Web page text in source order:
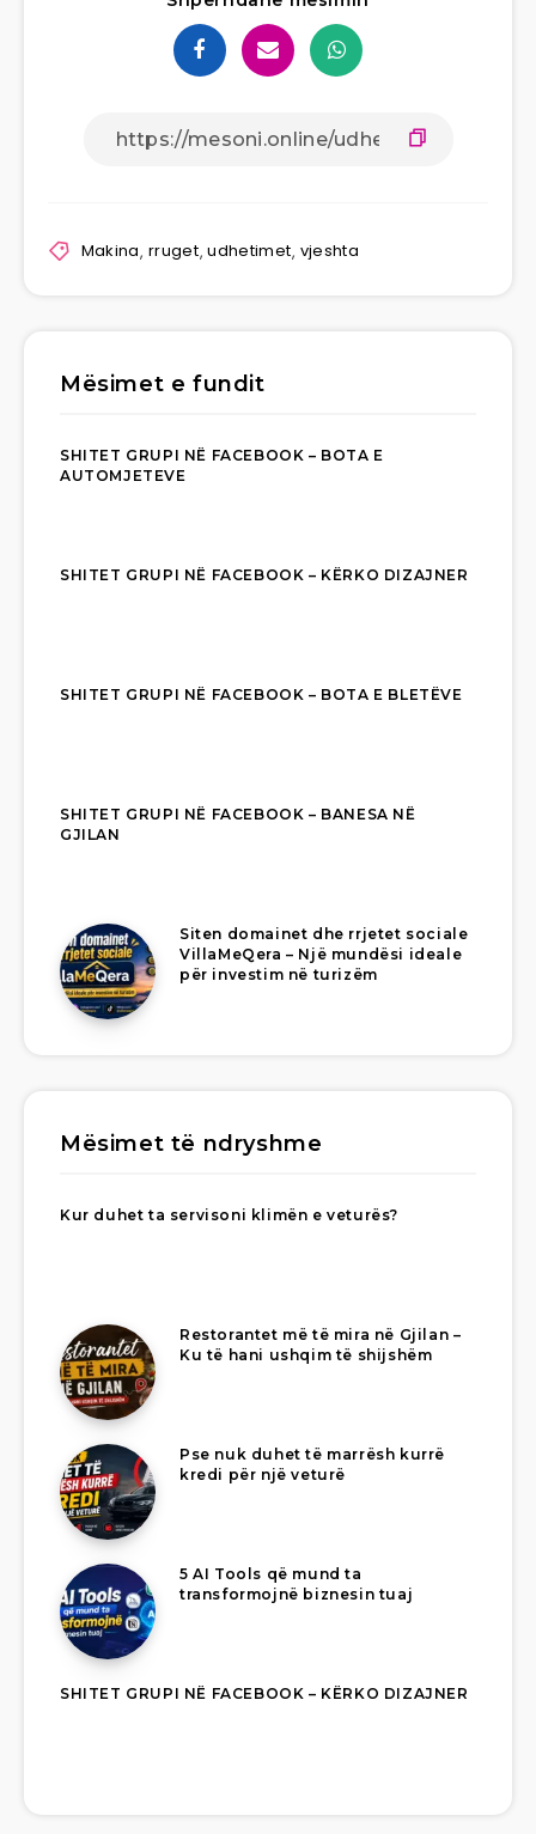
Makina,rruget,udhetimet, vjeshta
Mësimet e fundit
SHITET GRUPI NË FACEBOOK – BOTA E
AUTOMJETEVE
SHITET GRUPI NË FACEBOOK – KËRKO DIZAJNER
SHITET GRUPI NË FACEBOOK – BOTA E BLETËVE
SHITET GRUPI NË FACEBOOK – BANESA NË
GJILAN
Siten domainet dhe rrjetet sociale
VillaMeQera – Një mundësi ideale
për investim në turizëm
Mësimet të ndryshme
Kur duhet ta servisoni klimën e veturës?
Restorantet më të mira në Gjilan –
Ku të hani ushqim të shijshëm
Pse nuk duhet të marrësh kurrë
kredi për një veturë
5 AI Tools që mund ta
transformojnë biznesin tuaj
SHITET GRUPI NË FACEBOOK – KËRKO DIZAJNER